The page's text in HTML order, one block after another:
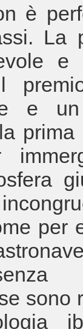
è
La
e
e
prima
per
sono